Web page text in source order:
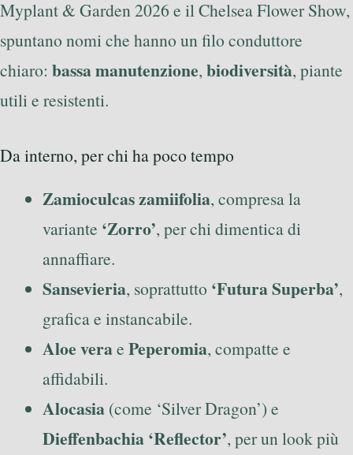
Myplant & Garden 2026 e il Chelsea Flower Show,
spuntano nomi che hanno un filo conduttore
chiaro: bassa manutenzione, biodiversità, piante
utili e resistenti.
Da interno, per chi ha poco tempo
Zamioculcas zamiifolia, compresa la
variante ‘Zorro’, per chi dimentica di
annaffiare.
Sansevieria, soprattutto ‘Futura Superba’,
grafica e instancabile.
Aloe verae Peperomia, compatte e
affidabili.
Alocasia (come ‘Silver Dragon’) e
Dieffenbachia ‘Reflector’, per un look più